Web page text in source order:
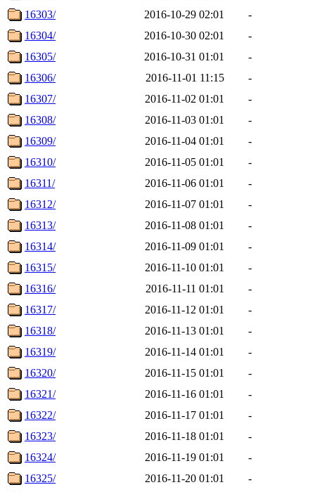
16303/
2016-10-29 02:01
-
16304/
2016-10-30 02:01
-
16305/
2016-10-31 01:01
-
16306/
2016-11-01 11:15
-
16307/
2016-11-02 01:01
-
16308/
2016-11-03 01:01
-
16309/
2016-11-04 01:01
-
16310/
2016-11-05 01:01
-
16311/
2016-11-06 01:01
-
16312/
2016-11-07 01:01
-
16313/
2016-11-08 01:01
-
16314/
2016-11-09 01:01
-
16315/
2016-11-10 01:01
-
16316/
2016-11-11 01:01
-
16317/
2016-11-12 01:01
-
16318/
2016-11-13 01:01
-
16319/
2016-11-14 01:01
-
16320/
2016-11-15 01:01
-
16321/
2016-11-16 01:01
-
16322/
2016-11-17 01:01
-
16323/
2016-11-18 01:01
-
16324/
2016-11-19 01:01
-
16325/
2016-11-20 01:01
-